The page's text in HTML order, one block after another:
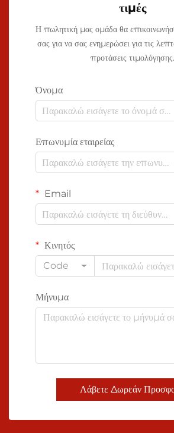
τιμές
Η πωλητική μας ομάδα θα
σας για να σας ενημερώσει για τις
προτάσεις τιμολόγησης.
Όνομα
Επωνυμία εταιρείας
Email
Κινητός
Code
Μήνυμα
Λάβετε Δωρεάν